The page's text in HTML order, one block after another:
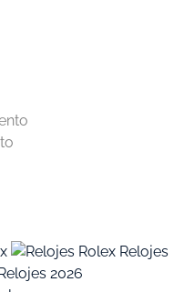
Relojes
2026